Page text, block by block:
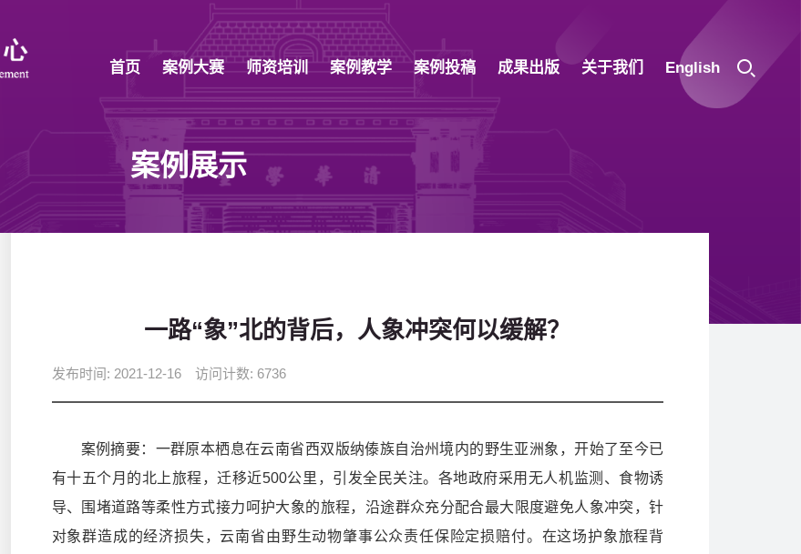
首页 案例大赛 师资培训 案例教学 案例投稿 成果出版 关于我们 English
案例展示
一路“象”北的背后，人象冲突何以缓解？
发布时间: 2021-12-16 访问计数: 6736
案例摘要：一群原本栖息在云南省西双版纳傣族自治州境内的野生亚洲象，开始了至今已
有十五个月的北上旅程，迁移近500公里，引发全民关注。各地政府采用无人机监测、食物诱
导、围堵道路等柔性方式接力呵护大象的旅程，沿途群众充分配合最大限度避免人象冲突，针
对象群造成的经济损失，云南省由野生动物肇事公众责任保险定损赔付。在这场护象旅程背